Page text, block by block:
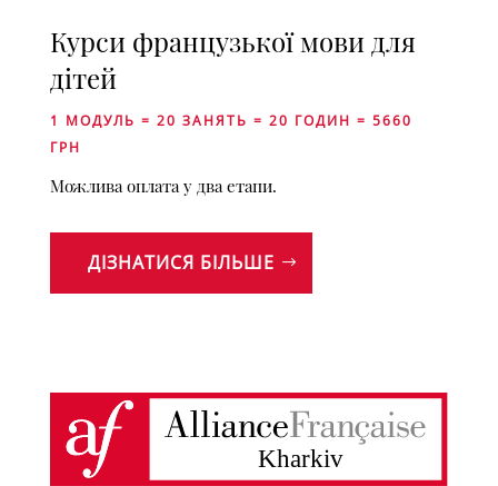
Курси французької мови для
дітей
1 МОДУЛЬ = 20 ЗАНЯТЬ = 20 ГОДИН = 5660
ГРН
Можлива оплата у два етапи.
ДІЗНАТИСЯ БІЛЬШЕ